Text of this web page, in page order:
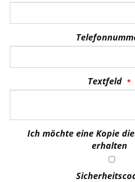
Textfeld
Ich möchte eine Kopie
erhalten